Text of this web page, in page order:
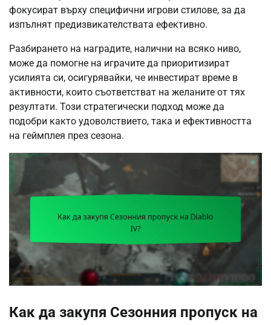
фокусират върху специфични игрови стилове, за да
изпълнят предизвикателствата ефективно.
Разбирането на наградите, налични на всяко ниво,
може да помогне на играчите да приоритизират
усилията си, осигурявайки, че инвестират време в
активности, които съответстват на желаните от тях
резултати. Този стратегически подход може да
подобри както удоволствието, така и ефективността
на геймплея през сезона.
Как да закупя Сезонния пропуск на